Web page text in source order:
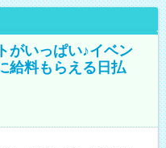
がいっぱい♪イベン
給料もらえる日払